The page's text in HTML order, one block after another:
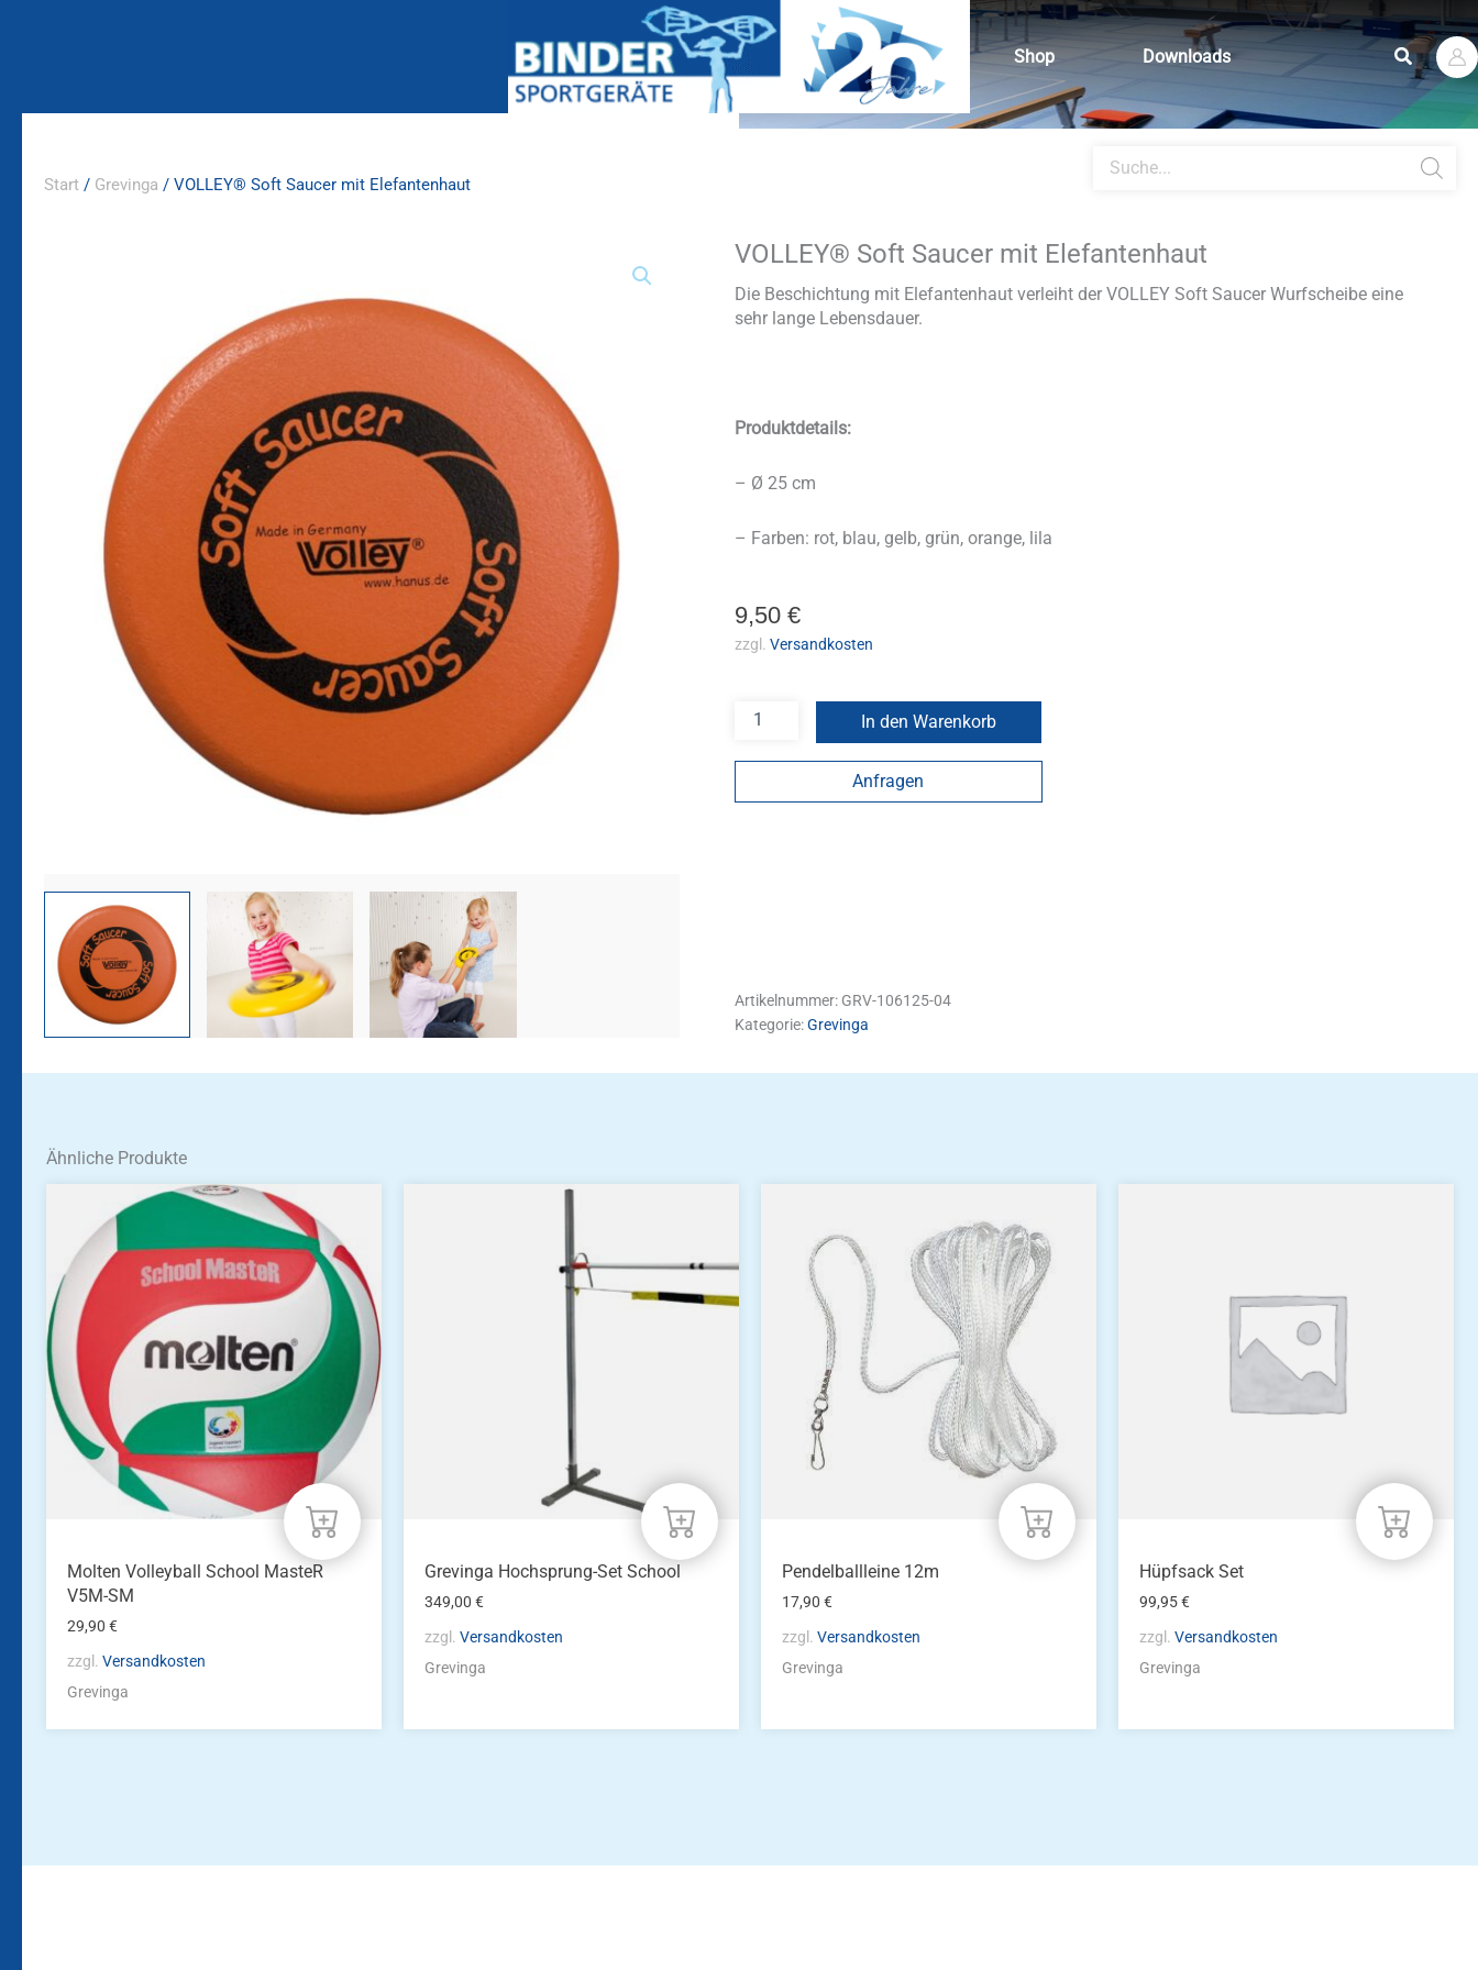
Shop Downloads Suchen
search
Start / Grevinga / VOLLEY® Soft Saucer mit Elefantenhaut
VOLLEY® Soft Saucer mit Elefantenhaut
Die Beschichtung mit Elefantenhaut verleiht der VOLLEY Soft Saucer Wurfscheibe eine
sehr lange Lebensdauer.
Produktdetails:
– Ø 25 cm
– Farben: rot, blau, gelb, grün, orange, lila
9,50 €
zzgl. Versandkosten
VOLLEY®
Saucer
mit
In den Warenkorb
Anfragen
Artikelnummer: GRV-106125-04
Kategorie:Grevinga
Ähnliche Produkte
Molten Volleyball School MasteR
V5M-SM
29,90€
zzgl.Versandkosten
Grevinga
Grevinga Hochsprung-Set School
349,00€
zzgl.Versandkosten
Grevinga
Pendelballleine 12m
17,90€
zzgl.Versandkosten
Grevinga
Hüpfsack Set
99,95€
zzgl.Versandkosten
Grevinga